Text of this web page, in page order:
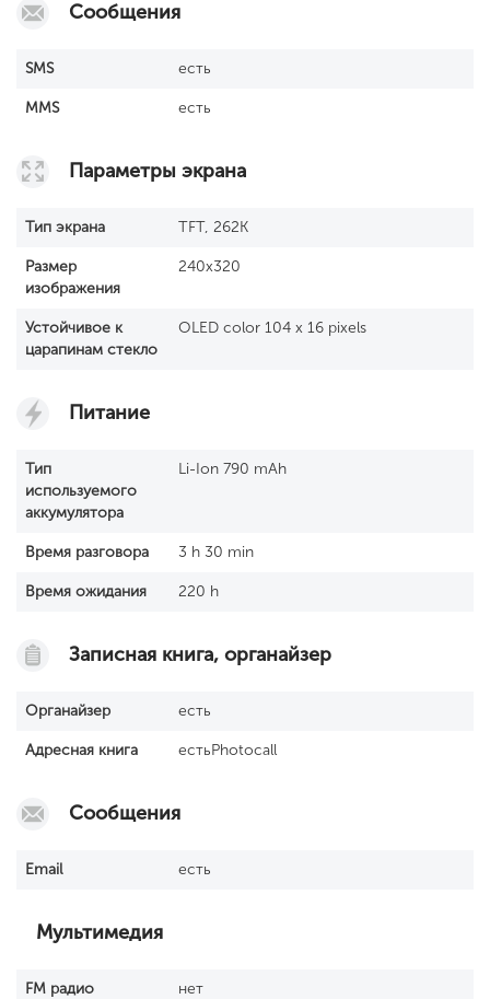
Сообщения
SМS есть
MMS есть
Параметры экрана
Тип экрана TFT, 262K
Размер
изображения
240x320
Устойчивое к
царапинам стекло
OLED color 104 x 16 pixels
Питание
Тип
используемого
аккумулятора
Li-Ion 790 mAh
Время разговора 3 h 30 min
Время ожидания 220 h
Записная книга, органайзер
Органайзер есть
Адресная книга естьPhotocall
Сообщения
Email есть
Мультимедия
FM радио нет